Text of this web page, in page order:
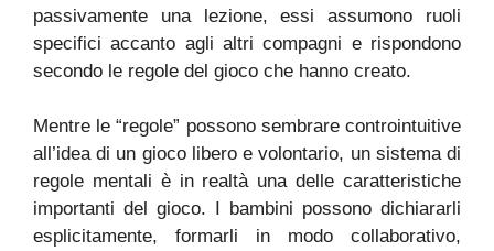
passivamente una lezione, essi assumono ruoli
specifici accanto agli altri compagni e rispondono
secondo le regole del gioco che hanno creato.
Mentre le “regole” possono sembrare controintuitive
all’idea di un gioco libero e volontario, un sistema di
regole mentali è in realtà una delle caratteristiche
importanti del gioco. I bambini possono dichiararli
esplicitamente, formarli in modo collaborativo,